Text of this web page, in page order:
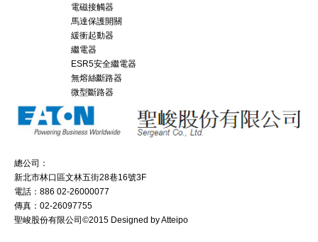
電磁接觸器
馬達保護開關
緩衝起動器
繼電器
ESR5安全繼電器
無熔絲斷路器
微型斷路器
總公司：
新北市林口區文林五街28巷16號3F
電話：886 02-26000077
傳真：02-26097755
聖峻股份有限公司©2015 Designed by Atteipo